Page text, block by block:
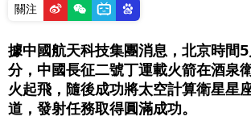
關注
據中國航天科技集團消息，北京時間
分，中國長征二號丁運載火箭在酒泉
火起飛，隨後成功將太空計算衛星星
道，發射任務取得圓滿成功。